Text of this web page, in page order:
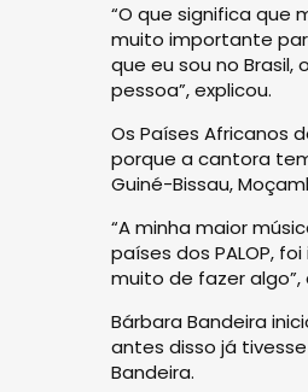
“O que significa que
muito importante
que eu sou no
pessoa”, explicou.
Os Países Africanos
porque a cantora
Guiné-Bissau,
“A minha maior
países dos PALOP,
muito de fazer algo”,
Bárbara Bandeira
antes disso já
Bandeira.